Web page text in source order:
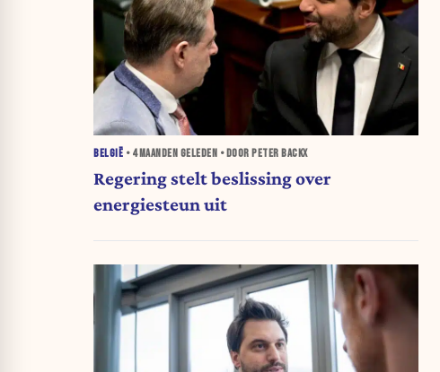
BELGIË • 4 MAANDEN GELEDEN • DOOR PETER BACKX
Regering stelt beslissing over
energiesteun uit